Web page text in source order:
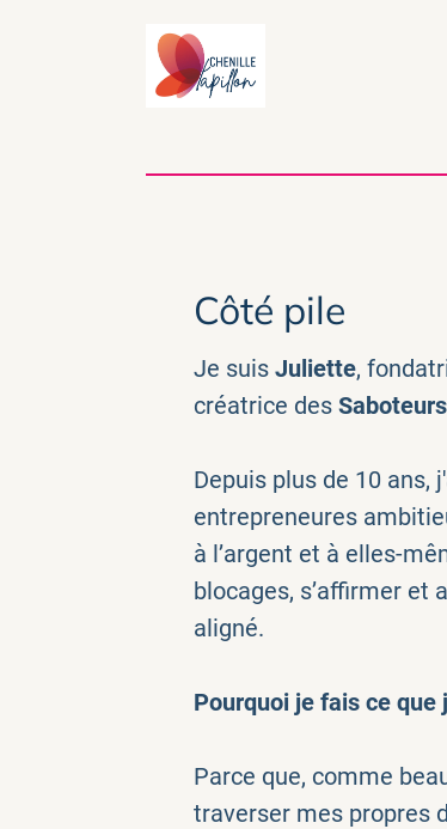
Côté pile
Je suis Juliette,
créatrice des
Depuis plus de 10 ans,
entrepreneures
à l’argent et à elles-
blocages, s’affirmer et
aligné.
Pourquoi je fais ce que
Parce que, comme
traverser mes propres